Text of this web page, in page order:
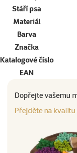
Stáří psa
Materiál
Barva
Značka
Katalogové číslo
EAN
Dopřejte vašemu
Přejděte na